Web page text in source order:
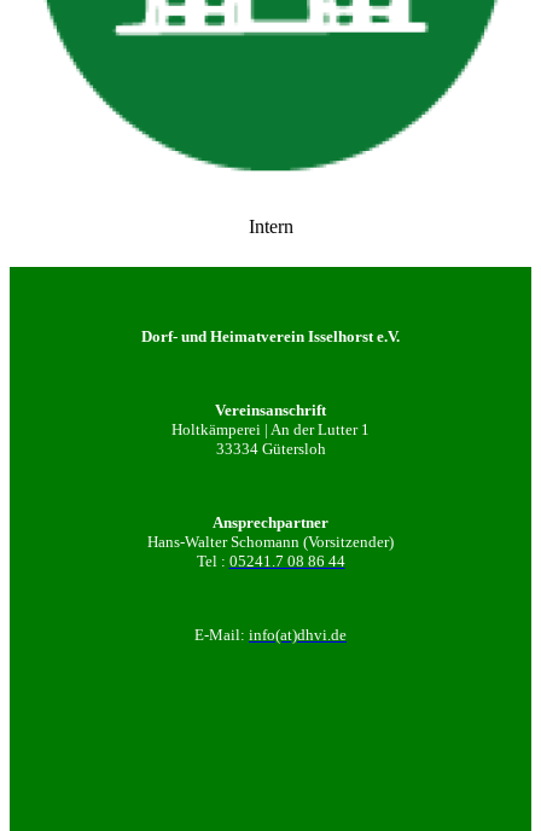
Intern
Dorf- und Heimatverein Isselhorst e.V.
Vereinsanschrift
Holtkämperei | An der Lutter 1
33334 Gütersloh
Ansprechpartner
Hans-Walter Schomann (Vorsitzender)
Tel : 05241.7 08 86 44
E-Mail: info(at)dhvi.de